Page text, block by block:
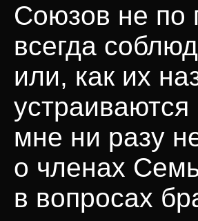
Союзов не по
всегда
или, как их
мне ни разу
о членах
в вопросах